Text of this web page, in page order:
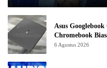
Asus
Chromebook
6 Agustus 2026